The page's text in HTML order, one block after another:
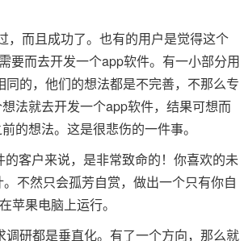
，而且成功了。也有的用户是觉得这个
要而去开发一个app软件。有一小部分用
的，他们的想法都是不完善，不那么专
法就去开发一个app软件，结果可想而
的想法。这是很悲伤的一件事。
客户来说，是非常致命的！你喜欢的未
不然只会孤芳自赏，做出一个只有你自
苹果电脑上运行。
研都是垂直化。有了一个方向，那么就